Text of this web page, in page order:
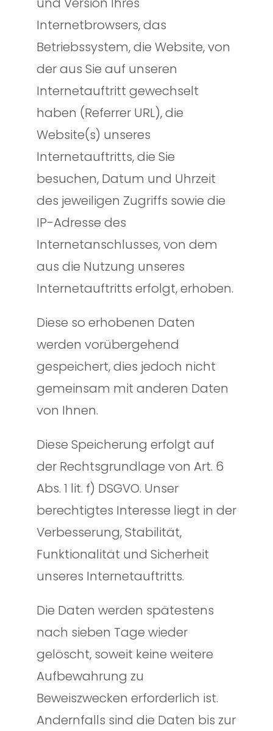
Internetbrowsers, das
Betriebssystem, die Website, von
der aus Sie auf unseren
Internetauftritt gewechselt
haben (Referrer URL), die
Website(s) unseres
Internetauftritts, die Sie
besuchen, Datum und Uhrzeit
des jeweiligen Zugriffs sowie die
IP-Adresse des
Internetanschlusses, von dem
aus die Nutzung unseres
Internetauftritts erfolgt, erhoben.
Diese so erhobenen Daten
werden vorübergehend
gespeichert, dies jedoch nicht
gemeinsam mit anderen Daten
von Ihnen.
Diese Speicherung erfolgt auf
der Rechtsgrundlage von Art. 6
Abs. 1 lit. f) DSGVO. Unser
berechtigtes Interesse liegt in der
Verbesserung, Stabilität,
Funktionalität und Sicherheit
unseres Internetauftritts.
Die Daten werden spätestens
nach sieben Tage wieder
gelöscht, soweit keine weitere
Aufbewahrung zu
Beweiszwecken erforderlich ist.
Andernfalls sind die Daten bis zur